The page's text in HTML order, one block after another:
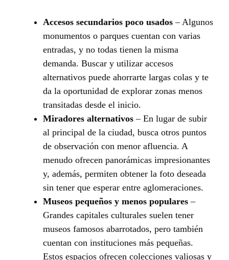
Accesos secundarios poco usados – Algunos
monumentos o parques cuentan con varias
entradas, y no todas tienen la misma
demanda. Buscar y utilizar accesos
alternativos puede ahorrarte largas colas y te
da la oportunidad de explorar zonas menos
transitadas desde el inicio.
Miradores alternativos – En lugar de subir
al principal de la ciudad, busca otros puntos
de observación con menor afluencia. A
menudo ofrecen panorámicas impresionantes
y, además, permiten obtener la foto deseada
sin tener que esperar entre aglomeraciones.
Museos pequeños y menos populares –
Grandes capitales culturales suelen tener
museos famosos abarrotados, pero también
cuentan con instituciones más pequeñas.
Estos espacios ofrecen colecciones valiosas y